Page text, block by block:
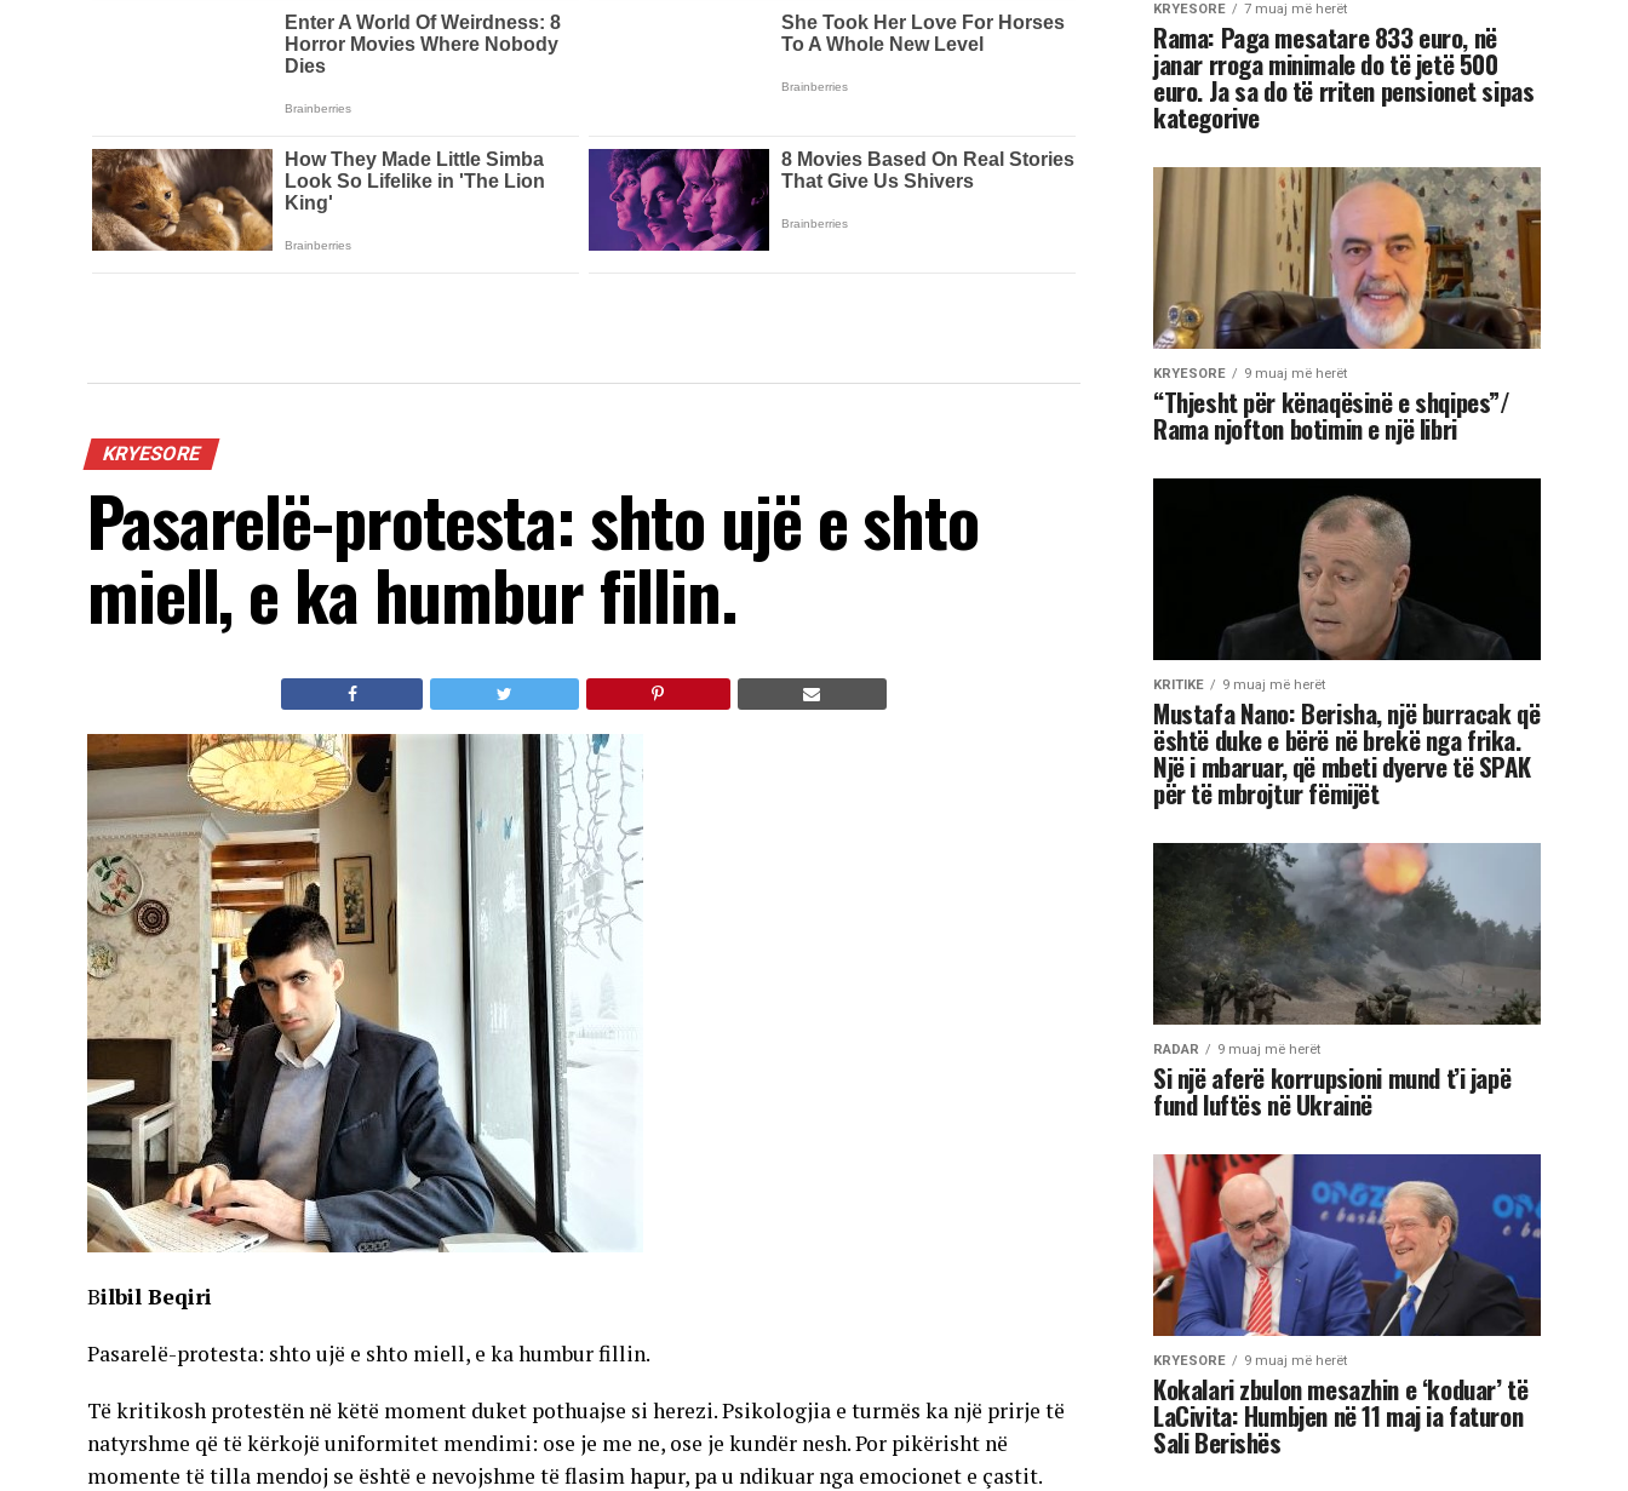
KRYESORE
Pasarelë-protesta: shto ujë e shto
miell, e ka humbur fillin.
Bilbil Beqiri
Pasarelë-protesta: shto ujë e shto miell, e ka humbur fillin.
Të kritikosh protestën në këtë moment duket pothuajse si herezi. Psikologjia e turmës ka një prirje të
natyrshme që të kërkojë uniformitet mendimi: ose je me ne, ose je kundër nesh. Por pikërisht në
momente të tilla mendoj se është e nevojshme të flasim hapur, pa u ndikuar nga emocionet e çastit.
KRYESORE 7 muaj më herët
Rama: Paga mesatare 833 euro, në
janar rroga minimale do të jetë 500
euro. Ja sa do të rriten pensionet sipas
kategorive
KRYESORE 9 muaj më herët
“Thjesht për kënaqësinë e shqipes”/
Rama njofton botimin e një libri
KRITIKE 9 muaj më herët
Mustafa Nano: Berisha, një burracak që
është duke e bërë në brekë nga frika.
Një i mbaruar, që mbeti dyerve të SPAK
për të mbrojtur fëmijët
RADAR 9 muaj më herët
Si një aferë korrupsioni mund t’i japë
fund luftës në Ukrainë
KRYESORE 9 muaj më herët
Kokalari zbulon mesazhin e ‘koduar’ të
LaCivita: Humbjen në 11 maj ia faturon
Sali Berishës